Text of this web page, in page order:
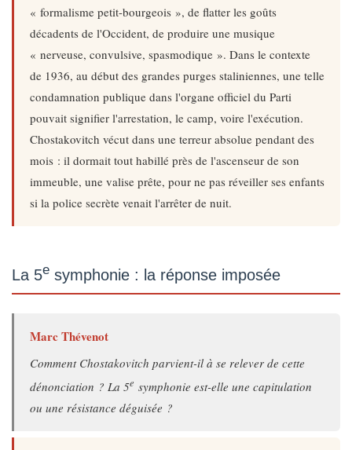
« formalisme petit-bourgeois », de flatter les goûts
décadents de l'Occident, de produire une musique
« nerveuse, convulsive, spasmodique ». Dans le contexte
de 1936, au début des grandes purges staliniennes, une telle
condamnation publique dans l'organe officiel du Parti
pouvait signifier l'arrestation, le camp, voire l'exécution.
Chostakovitch vécut dans une terreur absolue pendant des
mois : il dormait tout habillé près de l'ascenseur de son
immeuble, une valise prête, pour ne pas réveiller ses enfants
si la police secrète venait l'arrêter de nuit.
La 5e symphonie : la réponse imposée
Marc Thévenot
Comment Chostakovitch parvient-il à se relever de cette
dénonciation ? La 5e symphonie est-elle une capitulation
ou une résistance déguisée ?